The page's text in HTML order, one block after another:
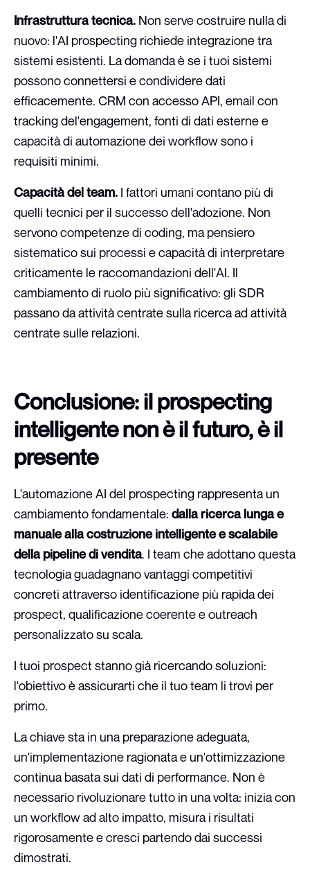
Infrastruttura tecnica. Non serve costruire nulla di
nuovo: l'AI prospecting richiede integrazione tra
sistemi esistenti. La domanda è se i tuoi sistemi
possono connettersi e condividere dati
efficacemente. CRM con accesso API, email con
tracking del'engagement, fonti di dati esterne e
capacità di automazione dei workflow sono i
requisiti minimi.
Capacità del team. I fattori umani contano più di
quelli tecnici per il successo dell'adozione. Non
servono competenze di coding, ma pensiero
sistematico sui processi e capacità di interpretare
criticamente le raccomandazioni dell'AI. Il
cambiamento di ruolo più significativo: gli SDR
passano da attività centrate sulla ricerca ad attività
centrate sulle relazioni.
Conclusione: il prospecting
intelligente non è il futuro, è il
presente
L'automazione AI del prospecting rappresenta un
cambiamento fondamentale: dalla ricerca lunga e
manuale alla costruzione intelligente e scalabile
della pipeline di vendita. I team che adottano questa
tecnologia guadagnano vantaggi competitivi
concreti attraverso identificazione più rapida dei
prospect, qualificazione coerente e outreach
personalizzato su scala.
I tuoi prospect stanno già ricercando soluzioni:
l'obiettivo è assicurarti che il tuo team li trovi per
primo.
La chiave sta in una preparazione adeguata,
un'implementazione ragionata e un'ottimizzazione
continua basata sui dati di performance. Non è
necessario rivoluzionare tutto in una volta: inizia con
un workflow ad alto impatto, misura i risultati
rigorosamente e cresci partendo dai successi
dimostrati.